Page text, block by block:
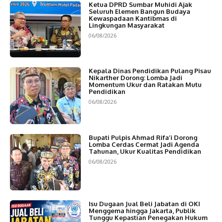
Ketua DPRD Sumbar Muhidi Ajak
Seluruh Elemen Bangun Budaya
Kewaspadaan Kantibmas di
Lingkungan Masyarakat
06/08/2026
Kepala Dinas Pendidikan Pulang Pisau
Nikarther Dorong: Lomba Jadi
Momentum Ukur dan Ratakan Mutu
Pendidikan
06/08/2026
Bupati Pulpis Ahmad Rifa’i Dorong
Lomba Cerdas Cermat Jadi Agenda
Tahunan, Ukur Kualitas Pendidikan
06/08/2026
Isu Dugaan Jual Beli Jabatan di OKI
Menggema hingga Jakarta, Publik
Tunggu Kepastian Penegakan Hukum